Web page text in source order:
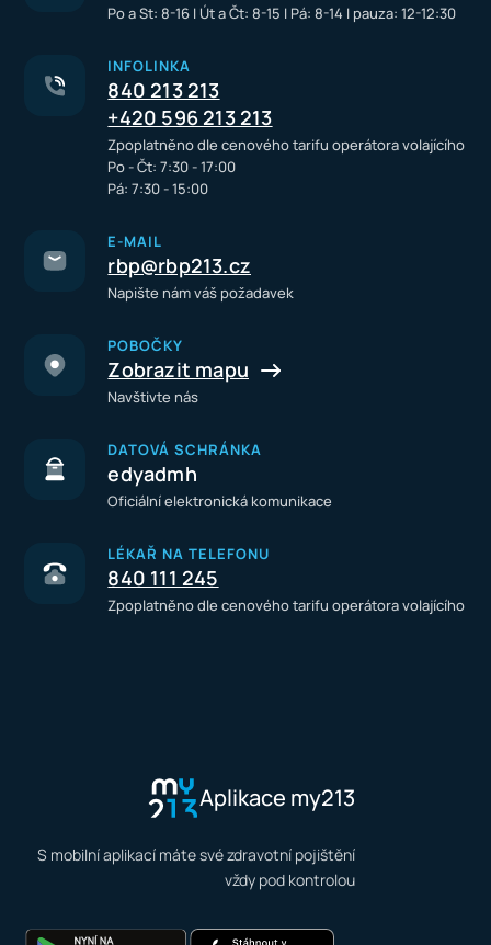
Po a St: 8-16 I Út a Čt: 8-15 I Pá: 8-14 I pauza: 12-12:30
INFOLINKA
840 213 213
+420 596 213 213
Zpoplatněno dle cenového tarifu operátora volajícího
Po - Čt: 7:30 - 17:00
Pá: 7:30 - 15:00
E-MAIL
rbp@rbp213.cz
Napište nám váš požadavek
POBOČKY
Zobrazit mapu
Navštivte nás
DATOVÁ SCHRÁNKA
edyadmh
Oficiální elektronická komunikace
LÉKAŘ NA TELEFONU
840 111 245
Zpoplatněno dle cenového tarifu operátora volajícího
Aplikace my213
S mobilní aplikací máte své zdravotní pojištění
vždy pod kontrolou